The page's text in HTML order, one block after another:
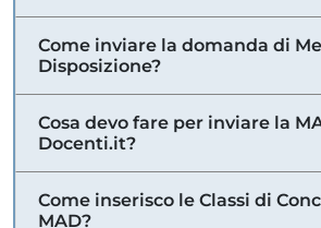
Come inviare la domanda di
Disposizione?
Cosa devo fare per inviare la
Docenti.it?
Come inserisco le Classi di
MAD?